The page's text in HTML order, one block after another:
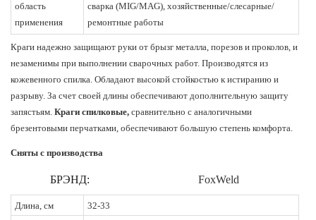
область
применения
сварка (MIG/MAG), хозяйственные/слесарные/
ремонтные работы
Краги надежно защищают руки от брызг металла, порезов и проколов, и
незаменимы при выполнении сварочных работ. Производятся из
кожевенного спилка. Обладают высокой стойкостью к истиранию и
разрыву. За счет своей длины обеспечивают дополнительную защиту
запястьям. Краги спилковые, сравнительно с аналогичными
брезентовыми перчатками, обеспечивают большую степень комфорта.
Сняты с производства
БРЭНД: FoxWeld
Длина, см
32-33